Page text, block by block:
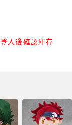
入後確認庫存